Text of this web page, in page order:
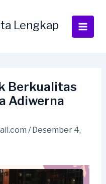
Lengkap
Berkualitas
Adiwerna
/ Desember 4,